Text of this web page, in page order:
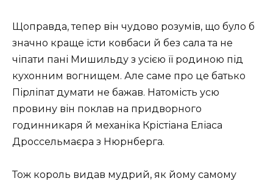
Щоправда, тепер він чудово розумів, що було б
значно краще їсти ковбаси й без сала та не
чіпати пані Мишильду з усією її родиною під
кухонним вогнищем. Але саме про це батько
Пірліпат думати не бажав. Натомість усю
провину він поклав на придворного
годинникаря й механіка Крістіана Еліаса
Дроссельмаєра з Нюрнберга.
Тож король видав мудрий, як йому самому